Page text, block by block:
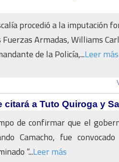
procedió a la imputación
Fuerzas Armadas, Williams
de la Policía,...Leer más
a Tuto Quiroga y
de confirmar que el
Camacho, fue
“...Leer más